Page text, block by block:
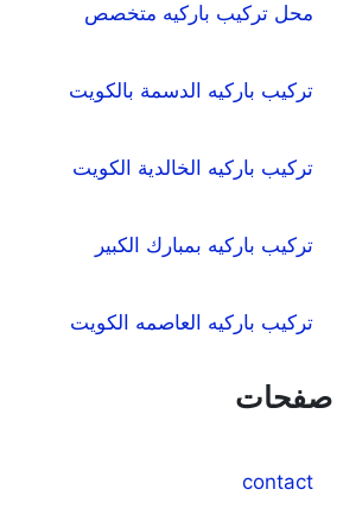
محل تركيب باركيه متخصص
تركيب باركيه الدسمة بالكويت
تركيب باركيه الخالدية الكويت
تركيب باركيه بمبارك الكبير
تركيب باركيه العاصمه الكويت
صفحات
contact